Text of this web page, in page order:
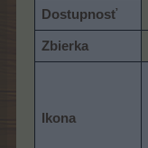
Dostupnosť
Zbierka
Ikona